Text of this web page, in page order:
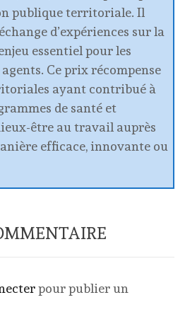
publique territoriale. Il
d’expériences sur la
essentiel pour les
Ce prix récompense
ayant contribué à
de santé et
être au travail auprès
efficace, innovante ou
pour publier un